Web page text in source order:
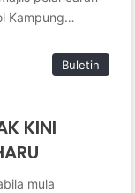
Kampung…
Buletin
KINI
mula